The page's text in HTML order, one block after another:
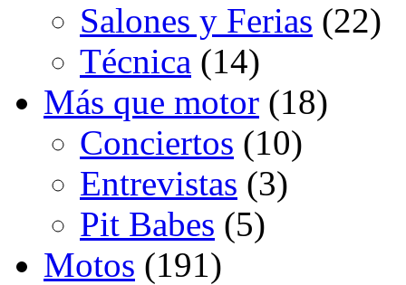
Salones y Ferias (22)
Técnica (14)
Más que motor (18)
Conciertos (10)
Entrevistas (3)
Pit Babes (5)
Motos (191)